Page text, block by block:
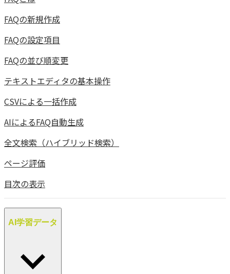
FAQの新規作成
FAQの設定項目
FAQの並び順変更
テキストエディタの基本操作
CSVによる一括作成
AIによるFAQ自動生成
全文検索（ハイブリッド検索）
ページ評価
目次の表示
AI学習データ